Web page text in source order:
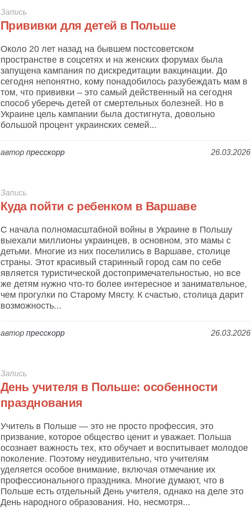
Запись
Прививки для детей в Польше
Около 20 лет назад на бывшем постсоветском
пространстве в соцсетях и на женских форумах была
запущена кампания по дискредитации вакцинации. До
сегодня непонятно, кому понадобилось разубеждать мам в
том, что прививки – это самый действенный на сегодня
способ уберечь детей от смертельных болезней. Но в
Украине цель кампании была достигнута, довольно
большой процент украинских семей...
26.03.2026
автор пресскорр
Запись
Куда пойти с ребенком в Варшаве
С начала полномасштабной войны в Украине в Польшу
выехали миллионы украинцев, в основном, это мамы с
детьми. Многие из них поселились в Варшаве, столице
страны. Этот красивый старинный город сам по себе
является туристической достопримечательностью, но все
же детям нужно что-то более интересное и занимательное,
чем прогулки по Старому Мясту. К счастью, столица дарит
возможность...
26.03.2026
автор пресскорр
Запись
День учителя в Польше: особенности
празднования
Учитель в Польше — это не просто профессия, это
призвание, которое общество ценит и уважает. Польша
осознает важность тех, кто обучает и воспитывает молодое
поколение. Поэтому неудивительно, что учителям
уделяется особое внимание, включая отмечание их
профессионального праздника. Многие думают, что в
Польше есть отдельный День учителя, однако на деле это
День народного образования. Но, несмотря...